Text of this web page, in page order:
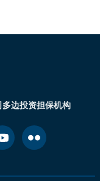
多边投资担保机构